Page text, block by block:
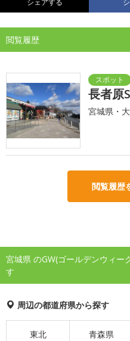
シェアする
閲覧履歴
長者原
宮城県・
閲覧履歴
宮城県 のGW(ゴールデンウィー
す
周辺の都道府県から探す
東北 青森県